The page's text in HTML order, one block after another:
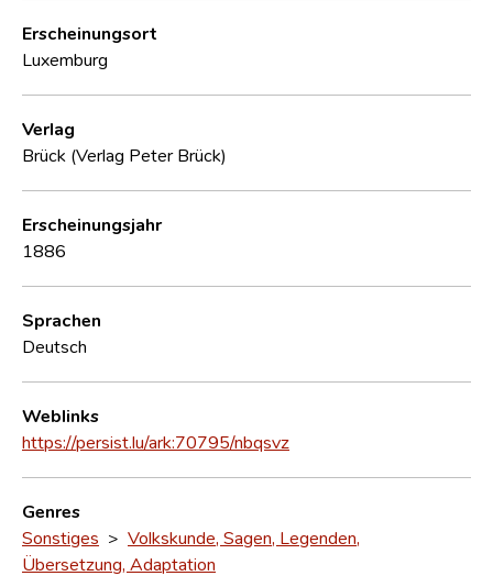
Erscheinungsort
Luxemburg
Verlag
Brück (Verlag Peter Brück)
Erscheinungsjahr
1886
Sprachen
Deutsch
Weblinks
https://persist.lu/ark:70795/nbqsvz
Genres
Sonstiges > Volkskunde, Sagen, Legenden,
Übersetzung, Adaptation